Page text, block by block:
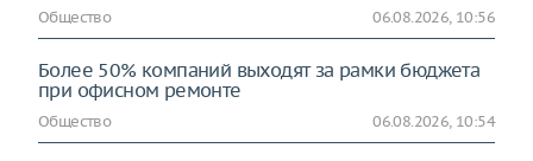
Общество 06.08.2026, 10:56
Более 50% компаний выходят за рамки бюджета
при офисном ремонте
Общество 06.08.2026, 10:54